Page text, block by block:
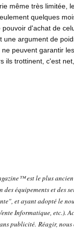
même très limitée,
quelques
d'achat de
argument de
peuvent garantir
ils trottinent, c'est
est le plus
équipements et des
et ayant adopté le
Informatique, etc.).
publicité. Réagir,